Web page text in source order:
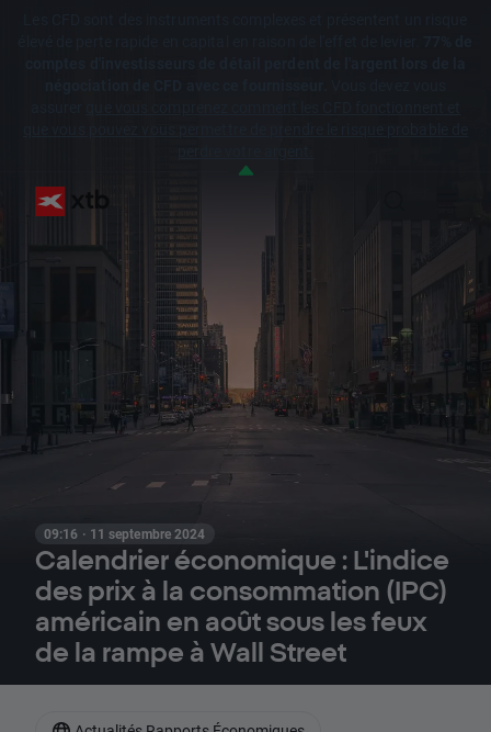
09:16 · 11 septembre 2024
Calendrier économique : L'indice
des prix à la consommation (IPC)
américain en août sous les feux
de la rampe à Wall Street